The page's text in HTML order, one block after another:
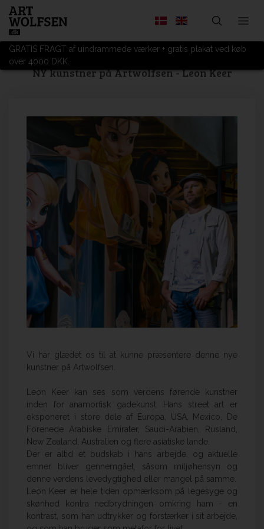
GRATIS FRAGT af uindrammede værker + gratis plakat ved køb
over 4000 DKK.
NY kunstner på Artwolfsen - Leon Keer
Vi har glædet os til at kunne præsentere denne nye
kunstner på Artwolfsen.
Leon Keer kan ses som verdens førende kunstner
inden for anamorfisk gadekunst. Hans street art er
eksponeret i store dele af Europa, USA, Mexico, De
Forenede Arabiske Emirater, Saudi-Arabien, Rusland,
New Zealand, Australien og flere asiatiske lande.
Der er altid et budskab i hans arbejde, og aktuelle
emner bliver gennemgået, såsom miljøhensyn og
denne verdens levedygtighed eller mangel på samme.
Leon Keer er hele tiden opmærksom på legesyge og
skønhed kontra nedbrydningen omkring ham - en
kontrast, som han udtrykker og forstærker i sit arbejde,